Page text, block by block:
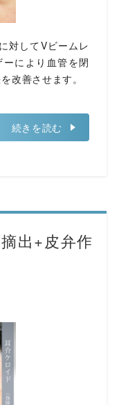
対してVビームレ
により血管を閉
改善させます。
続きを読む
出+皮弁作